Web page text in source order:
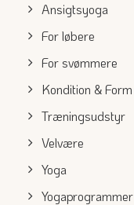
Ansigtsyoga
For løbere
For svømmere
Kondition & Form
Træningsudstyr
Velvære
Yoga
Yogaprogrammer